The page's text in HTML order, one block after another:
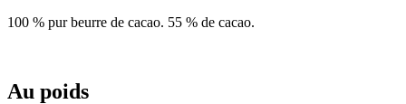
100 % pur beurre de cacao. 55 % de cacao.
Au poids